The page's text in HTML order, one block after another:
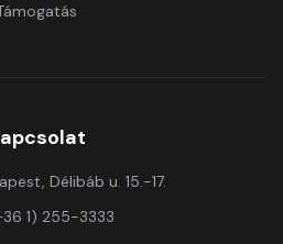
Délibáb u. 15.-17.
1) 255-3333